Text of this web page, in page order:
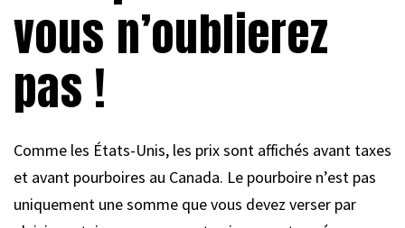
vous n’oublierez
pas !
Comme les États-Unis, les prix sont affichés avant taxes
et avant pourboires au Canada. Le pourboire n’est pas
uniquement une somme que vous devez verser par